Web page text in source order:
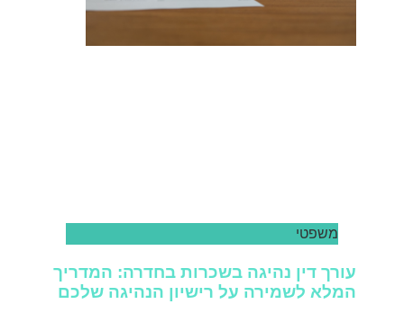
משפטי
עורך דין נהיגה בשכרות בחדרה: המדריך
המלא לשמירה על רישיון הנהיגה שלכם